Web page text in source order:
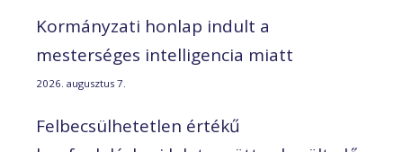
Kormányzati honlap indult a
mesterséges intelligencia miatt
2026. augusztus 7.
Felbecsülhetetlen értékű